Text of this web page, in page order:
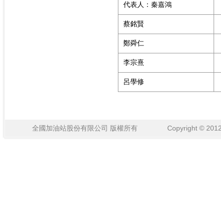
代表人：秦嘉鴻
蔡銘賢
鄭舜仁
李宗熹
呂學修
全國加油站股份有限公司 版權所有 Copyright ©